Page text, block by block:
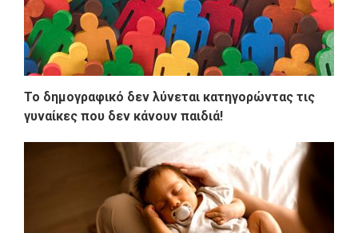
Το δημογραφικό δεν λύνεται κατηγορώντας τις
γυναίκες που δεν κάνουν παιδιά!